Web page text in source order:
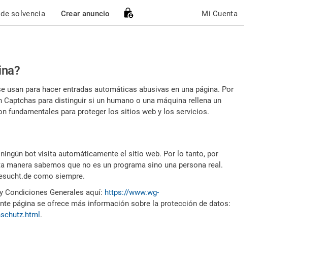
solvencia Crear anuncio Mi Cuenta
usan para hacer entradas automáticas abusivas en una página. Por
para distinguir si un humano o una máquina rellena un
fundamentales para proteger los sitios web y los servicios.
bot visita automáticamente el sitio web. Por lo tanto, por
manera sabemos que no es un programa sino una persona real.
como siempre.
Condiciones Generales aquí: https://www.wg-
página se ofrece más información sobre la protección de datos:
.